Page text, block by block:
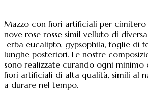
Mazzo con fiori artificiali per cimitero
nove rose rosse simil velluto di
erba eucalipto, gypsophila, foglie di
lunghe posteriori. Le nostre
sono realizzate curando ogni minimo
fiori artificiali di alta qualità, simili al
a durare nel tempo.